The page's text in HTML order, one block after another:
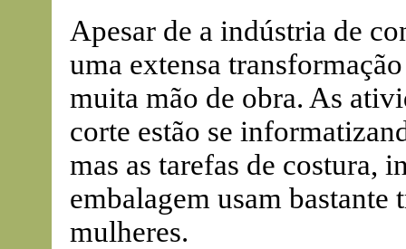
Apesar de a indústria de
uma extensa
muita mão de obra. As
corte estão se
mas as tarefas de costura,
embalagem usam bastante
mulheres.